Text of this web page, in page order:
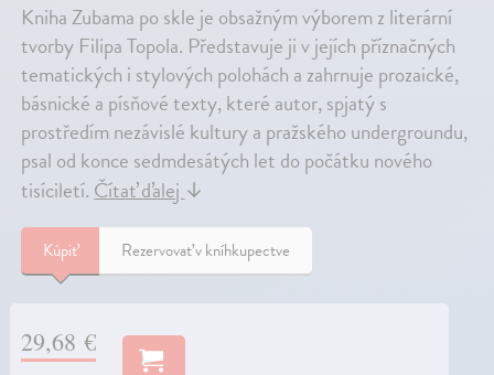
Kniha Zubama po skle je obsažným výborem z literární
tvorby Filipa Topola. Představuje ji v jejích příznačných
tematických i stylových polohách a zahrnuje prozaické,
básnické a písňové texty, které autor, spjatý s
prostředím nezávislé kultury a pražského undergroundu,
psal od konce sedmdesátých let do počátku nového
tisíciletí.Čítať ďalej↓
Kúpiť Rezervovať v kníhkupectve
29,68 €